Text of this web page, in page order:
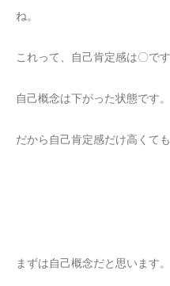
ね。
これって、自己肯定感は〇です
自己概念は下がった状態です。
だから自己肯定感だけ高くて
まずは自己概念だと思います。